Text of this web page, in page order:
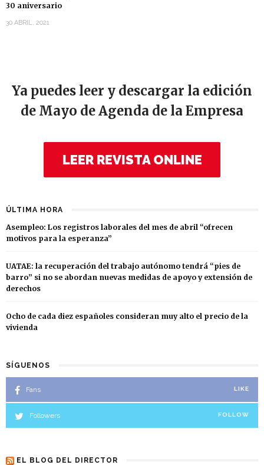
30 aniversario
30 ABRIL, 2021
Ya puedes leer y descargar la edición
de Mayo de Agenda de la Empresa
LEER REVISTA ONLINE
ÚLTIMA HORA
Asempleo: Los registros laborales del mes de abril “ofrecen
motivos para la esperanza”
UATAE: la recuperación del trabajo autónomo tendrá “pies de
barro” si no se abordan nuevas medidas de apoyo y extensión de
derechos
Ocho de cada diez españoles consideran muy alto el precio de la
vivienda
SÍGUENOS
Fans LIKE
Followers FOLLOW
EL BLOG DEL DIRECTOR